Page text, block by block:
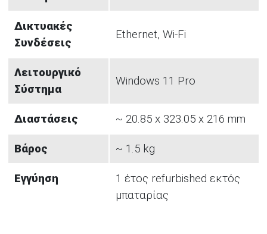
Δικτυακές
Συνδέσεις
Ethernet, Wi-Fi
Λειτουργικό
Σύστημα
Windows 11 Pro
Διαστάσεις ~ 20.85 x 323.05 x 216 mm
Βάρος ~ 1.5 kg
Εγγύηση
1 έτος refurbished εκτός
μπαταρίας